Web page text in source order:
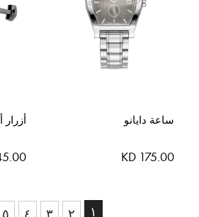
ساعة دايانو
KD 175.00
حاليا انت تقرأ
١ حقيبةحقيبةحقيبة